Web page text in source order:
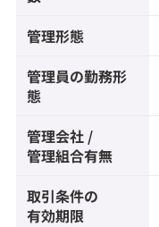
管理形態
管理員の勤務形
態
管理会社 /
管理組合有無
取引条件の
有効期限